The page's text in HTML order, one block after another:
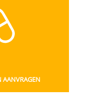
AANVRAGEN